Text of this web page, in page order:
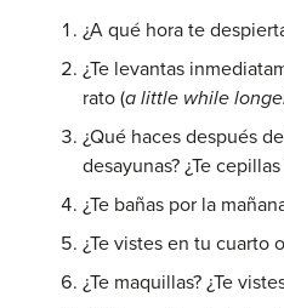
¿A qué hora te
¿Te levantas
rato (a little while
¿Qué haces después
desayunas? ¿Te
¿Te bañas por la
¿Te vistes en tu cuarto
¿Te maquillas? ¿Te